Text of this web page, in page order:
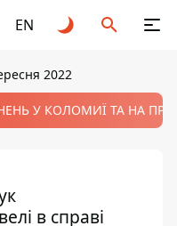
EN
2022
У КОЛОМИЇ ТА НА
в справі